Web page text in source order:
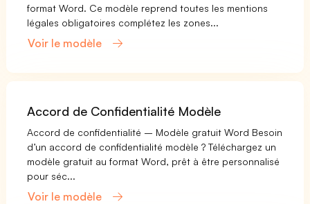
format Word. Ce modèle reprend toutes les mentions
légales obligatoires complétez les zones...
Voir le modèle
Accord de Confidentialité Modèle
Accord de confidentialité – Modèle gratuit Word Besoin
d’un accord de confidentialité modèle ? Téléchargez un
modèle gratuit au format Word, prêt à être personnalisé
pour séc...
Voir le modèle